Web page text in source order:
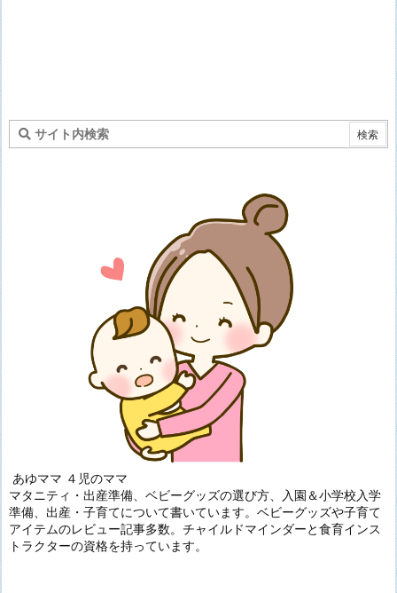
あゆママ ４児のママ
マタニティ・出産準備、ベビーグッズの選び方、入園＆小学校入学
準備、出産・子育てについて書いています。ベビーグッズや子育て
アイテムのレビュー記事多数。チャイルドマインダーと食育インス
トラクターの資格を持っています。